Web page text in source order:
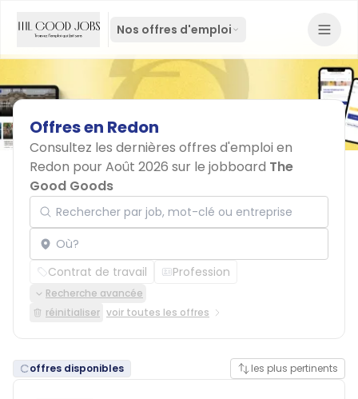
Nos offres d'emploi
Offresen Redon
Consultez les dernières offres d'emploi en
Redon pour Août 2026 sur le jobboard The
Good Goods
Rechercher par job, mot-clé ou entreprise
Localisation
Contrat de travail Profession
Recherche avancée
réinitialiser voir toutes les offres
offres disponibles les plus pertinents